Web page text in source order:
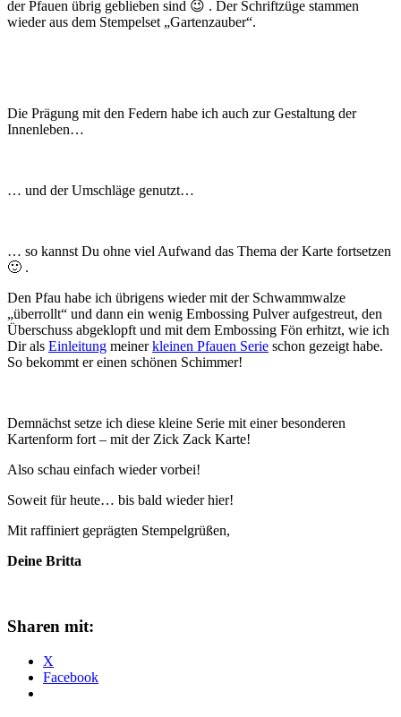
der Pfauen übrig geblieben sind 😉 . Der Schriftzüge stammen
wieder aus dem Stempelset „Gartenzauber“.
Die Prägung mit den Federn habe ich auch zur Gestaltung der
Innenleben…
… und der Umschläge genutzt…
… so kannst Du ohne viel Aufwand das Thema der Karte fortsetzen
🙂 .
Den Pfau habe ich übrigens wieder mit der Schwammwalze
„überrollt“ und dann ein wenig Embossing Pulver aufgestreut, den
Überschuss abgeklopft und mit dem Embossing Fön erhitzt, wie ich
Dir als Einleitung meinerkleinen Pfauen Serie schon gezeigt habe.
So bekommt er einen schönen Schimmer!
Demnächst setze ich diese kleine Serie mit einer besonderen
Kartenform fort – mit der Zick Zack Karte!
Also schau einfach wieder vorbei!
Soweit für heute… bis bald wieder hier!
Mit raffiniert geprägten Stempelgrüßen,
Deine Britta
Sharen mit:
X
Facebook